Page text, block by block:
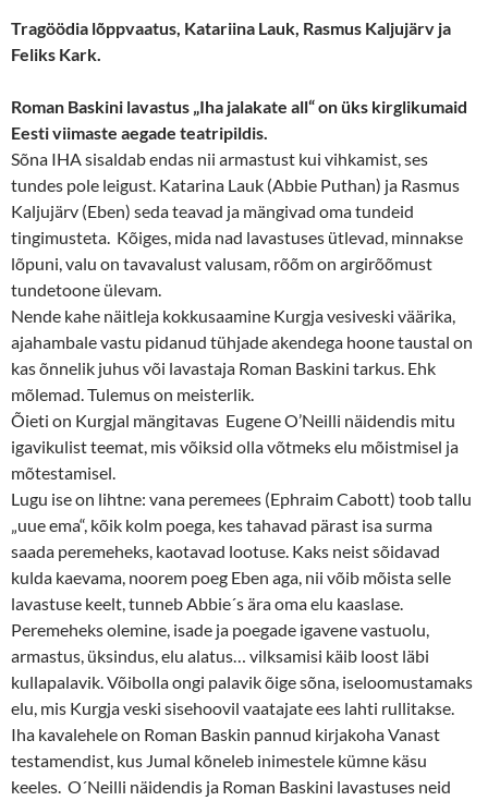
Tragöödia lõppvaatus, Katariina Lauk, Rasmus Kaljujärv ja
Feliks Kark.
Roman Baskini lavastus „Iha jalakate all“ on üks kirglikumaid
Eesti viimaste aegade teatripildis.
Sõna IHA sisaldab endas nii armastust kui vihkamist, ses
tundes pole leigust. Katarina Lauk (Abbie Puthan) ja Rasmus
Kaljujärv (Eben) seda teavad ja mängivad oma tundeid
tingimusteta. Kõiges, mida nad lavastuses ütlevad, minnakse
lõpuni, valu on tavavalust valusam, rõõm on argirõõmust
tundetoone ülevam.
Nende kahe näitleja kokkusaamine Kurgja vesiveski väärika,
ajahambale vastu pidanud tühjade akendega hoone taustal on
kas õnnelik juhus või lavastaja Roman Baskini tarkus. Ehk
mõlemad. Tulemus on meisterlik.
Õieti on Kurgjal mängitavas Eugene O’Neilli näidendis mitu
igavikulist teemat, mis võiksid olla võtmeks elu mõistmisel ja
mõtestamisel.
Lugu ise on lihtne: vana peremees (Ephraim Cabott) toob tallu
„uue ema“, kõik kolm poega, kes tahavad pärast isa surma
saada peremeheks, kaotavad lootuse. Kaks neist sõidavad
kulda kaevama, noorem poeg Eben aga, nii võib mõista selle
lavastuse keelt, tunneb Abbie´s ära oma elu kaaslase.
Peremeheks olemine, isade ja poegade igavene vastuolu,
armastus, üksindus, elu alatus… vilksamisi käib loost läbi
kullapalavik. Võibolla ongi palavik õige sõna, iseloomustamaks
elu, mis Kurgja veski sisehoovil vaatajate ees lahti rullitakse.
Iha kavalehele on Roman Baskin pannud kirjakoha Vanast
testamendist, kus Jumal kõneleb inimestele kümne käsu
keeles. O´Neilli näidendis ja Roman Baskini lavastuses neid